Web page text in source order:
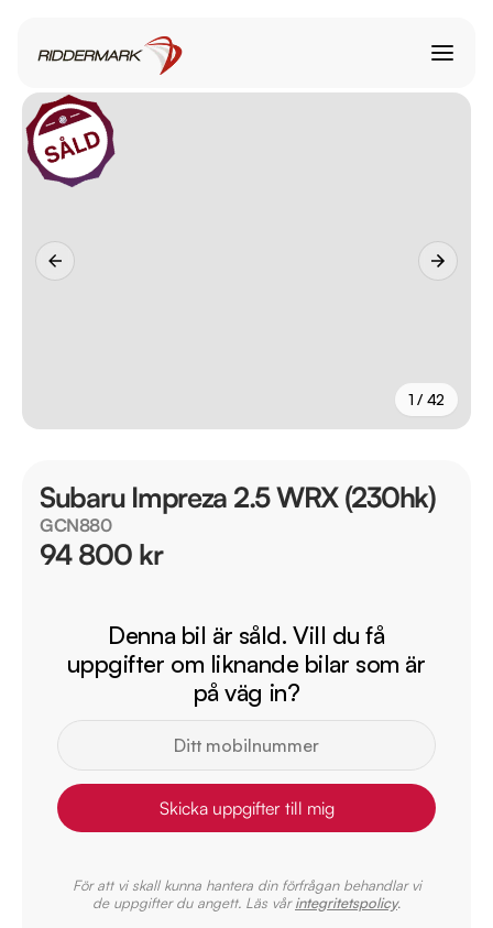
1 / 42
Subaru Impreza 2.5 WRX (230hk)
GCN880
94 800 kr
Denna bil är såld. Vill du få
uppgifter om liknande bilar som är
på väg in?
Skicka uppgifter till mig
För att vi skall kunna hantera din förfrågan behandlar vi
de uppgifter du angett. Läs vårintegritetspolicy.